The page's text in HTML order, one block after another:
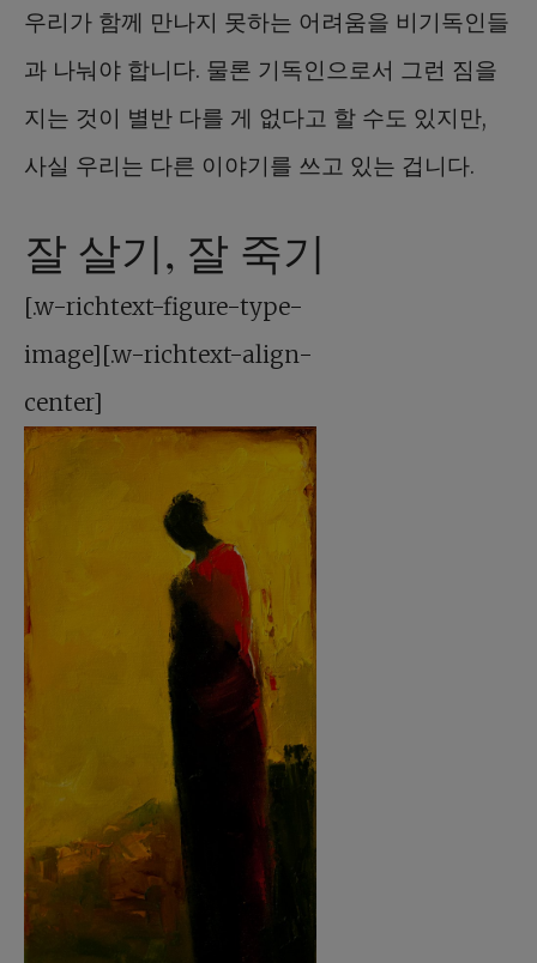
우리가 함께 만나지 못하는 어려움을 비기독인들
과 나눠야 합니다. 물론 기독인으로서 그런 짐을
지는 것이 별반 다를 게 없다고 할 수도 있지만,
사실 우리는 다른 이야기를 쓰고 있는 겁니다.
잘 살기, 잘 죽기
[.w-richtext-figure-type-
image][.w-richtext-align-
center]